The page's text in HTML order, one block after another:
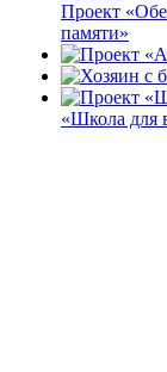
Проект
памяти»
«Школа для